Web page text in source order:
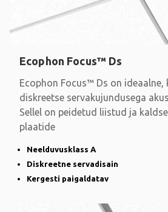
Ecophon Focus™ Ds
Ecophon Focus™ Ds on ideaalne,
diskreetse servakujundusega
Sellel on peidetud liistud ja
plaatide
Neelduvusklass A
Diskreetne servadisain
Kergesti paigaldatav